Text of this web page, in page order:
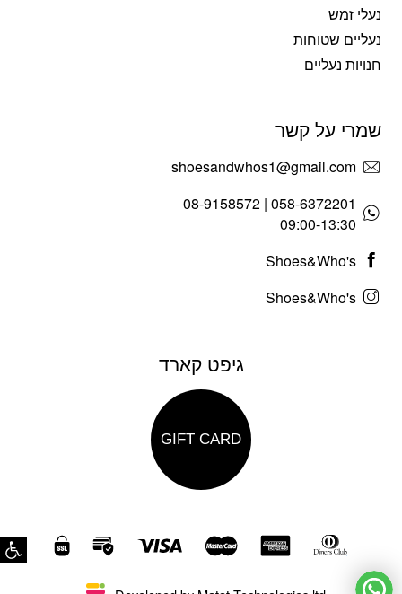
נעלי זמש
נעליים שטוחות
חנויות נעליים
שמרי על קשר
shoesandwhos1@gmail.com
058-6372201 | 08-9158572
09:00-13:30
Shoes&Who's
Shoes&Who's
גיפט קארד
GIFT CARD